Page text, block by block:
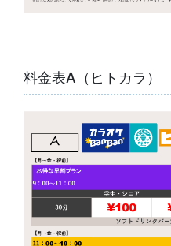
料金表A（ヒトカラ）